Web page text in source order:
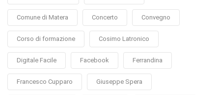
Comune di Matera Concerto Convegno
Corso di formazione Cosimo Latronico
Digitale Facile Facebook Ferrandina
Francesco Cupparo Giuseppe Spera